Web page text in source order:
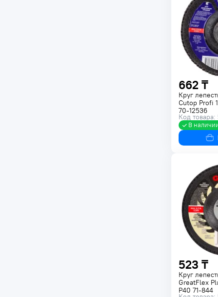
662 ₸
Круг
Cutop Profi
70-12536
Код товара:
В
523 ₸
Круг
GreatFlex
P40 71-844